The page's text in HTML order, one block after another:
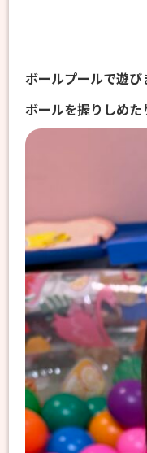
ボールプールで遊び
ボールを握りしめた